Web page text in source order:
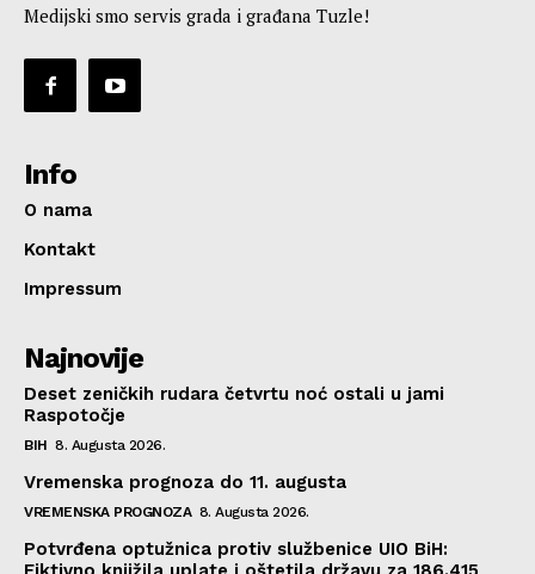
Medijski smo servis grada i građana Tuzle!
Info
O nama
Kontakt
Impressum
Najnovije
Deset zeničkih rudara četvrtu noć ostali u jami
Raspotočje
BIH 8. Augusta 2026.
Vremenska prognoza do 11. augusta
VREMENSKA PROGNOZA 8. Augusta 2026.
Potvrđena optužnica protiv službenice UIO BiH: